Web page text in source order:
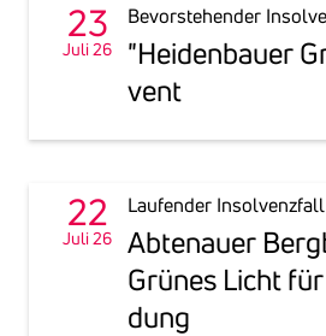
23
Juli 26
Bevorstehender
"Heiden­bauer
vent
22
Juli 26
Laufender Insolvenzfall
Abten­auer
Grünes Licht
dung